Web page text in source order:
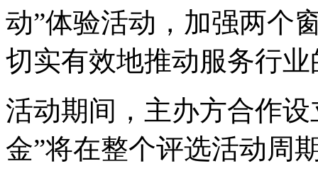
动”体验活动，加强两个
切实有效地推动服务行
活动期间，主办方合作
金”将在整个评选活动周